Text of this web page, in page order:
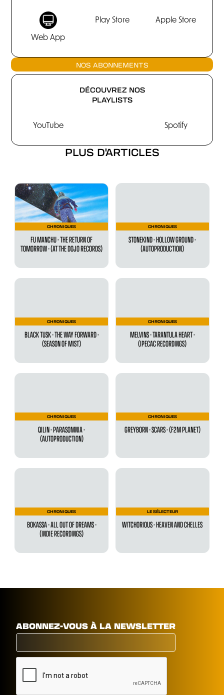
Web App
Play Store Apple Store
NOS ABONNEMENTS
DÉCOUVREZ NOS
PLAYLISTS
YouTube Spotify
PLUS D'ARTICLES
CHRONIQUES
FU MANCHU - THE RETURN OF
TOMORROW - (AT THE DOJO RECORDS)
CHRONIQUES
STONEKIND - HOLLOW GROUND -
(AUTOPRODUCTION)
CHRONIQUES
BLACK TUSK - THE WAY FORWARD -
(SEASON OF MIST)
CHRONIQUES
MELVINS - TARANTULA HEART -
(IPECAC RECORDINGS)
CHRONIQUES
QILIN - PARASOMNIA -
(AUTOPRODUCTION)
CHRONIQUES
GREYBORN - SCARS - (F2M PLANET)
CHRONIQUES
BOKASSA - ALL OUT OF DREAMS -
(INDIE RECORDINGS)
LE SÉLECTEUR
WITCHORIOUS - HEAVEN AND CHELLES
ABONNEZ-VOUS À LA NEWSLETTER